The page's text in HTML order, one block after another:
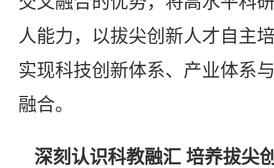
人能力，以拔尖创新人才自主
实现科技创新体系、产业体系
融合。
深刻认识科教融汇 培养拔尖